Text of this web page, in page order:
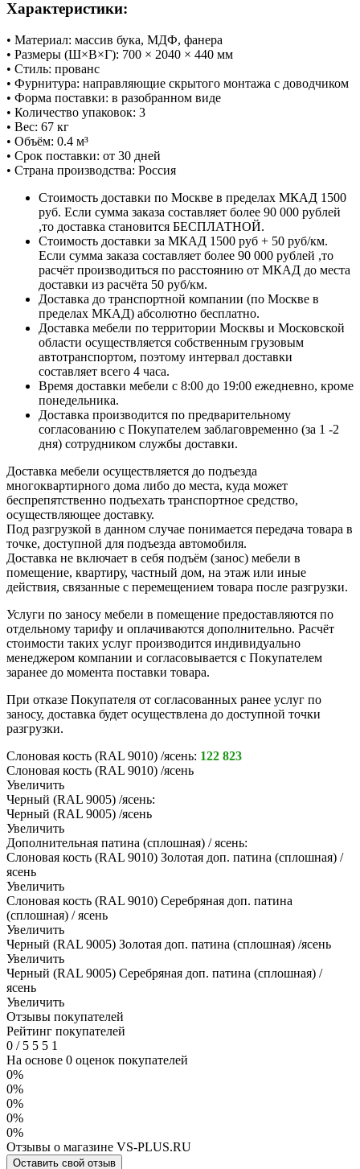
Характеристики:
• Материал: массив бука, МДФ, фанера
• Размеры (Ш×В×Г): 700 × 2040 × 440 мм
• Стиль: прованс
• Фурнитура: направляющие скрытого монтажа с доводчиком
• Форма поставки: в разобранном виде
• Количество упаковок: 3
• Вес: 67 кг
• Объём: 0.4 м³
• Срок поставки: от 30 дней
• Страна производства: Россия
Стоимость доставки по Москве в пределах МКАД 1500
руб. Если сумма заказа составляет более 90 000 рублей
,то доставка становится БЕСПЛАТНОЙ.
Стоимость доставки за МКАД 1500 руб + 50 руб/км.
Если сумма заказа составляет более 90 000 рублей ,то
расчёт производиться по расстоянию от МКАД до места
доставки из расчёта 50 руб/км.
Доставка до транспортной компании (по Москве в
пределах МКАД) абсолютно бесплатно.
Доставка мебели по территории Москвы и Московской
области осуществляется собственным грузовым
автотранспортом, поэтому интервал доставки
составляет всего 4 часа.
Время доставки мебели с 8:00 до 19:00 ежедневно, кроме
понедельника.
Доставка производится по предварительному
согласованию с Покупателем заблаговременно (за 1 -2
дня) сотрудником службы доставки.
Доставка мебели осуществляется до подъезда
многоквартирного дома либо до места, куда может
беспрепятственно подъехать транспортное средство,
осуществляющее доставку.
Под разгрузкой в данном случае понимается передача товара в
точке, доступной для подъезда автомобиля.
Доставка не включает в себя подъём (занос) мебели в
помещение, квартиру, частный дом, на этаж или иные
действия, связанные с перемещением товара после разгрузки.
Услуги по заносу мебели в помещение предоставляются по
отдельному тарифу и оплачиваются дополнительно. Расчёт
стоимости таких услуг производится индивидуально
менеджером компании и согласовывается с Покупателем
заранее до момента поставки товара.
При отказе Покупателя от согласованных ранее услуг по
заносу, доставка будет осуществлена до доступной точки
разгрузки.
Слоновая кость (RAL 9010) /ясень: 122 823
Слоновая кость (RAL 9010) /ясень
Увеличить
Черный (RAL 9005) /ясень:
Черный (RAL 9005) /ясень
Увеличить
Дополнительная патина (сплошная) / ясень:
Слоновая кость (RAL 9010) Золотая доп. патина (сплошная) /
ясень
Увеличить
Слоновая кость (RAL 9010) Серебряная доп. патина
(сплошная) / ясень
Увеличить
Черный (RAL 9005) Золотая доп. патина (сплошная) /ясень
Увеличить
Черный (RAL 9005) Серебряная доп. патина (сплошная) /
ясень
Увеличить
Отзывы покупателей
Рейтинг покупателей
0 /5 5 5 1
На основе 0 оценок покупателей
0%
0%
0%
0%
0%
Отзывы о магазине VS-PLUS.RU
Оставить свой отзыв